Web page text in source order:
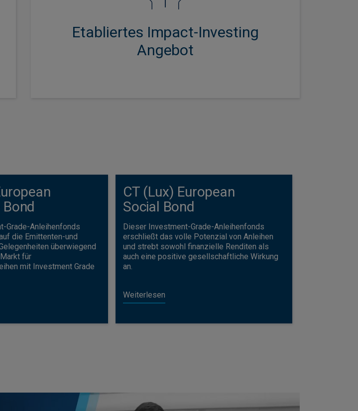
Etabliertes Impact-Investing
Angebot
** Die britische Social-Bond-Strategie wurde im Dezember 2013 ins
Grade-Anleihenfonds
die Emittenten-und
überwiegend
für
mit Investment Grade
CT (Lux) European
Social Bond
Dieser Investment-Grade-Anleihenfonds
erschließt das volle Potenzial von Anleihen
und strebt sowohl finanzielle Renditen als
auch eine positive gesellschaftliche Wirkung
an.
Weiterlesen